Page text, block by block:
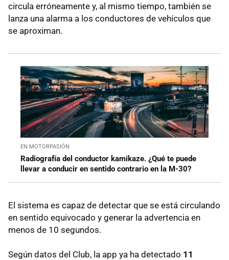
circula erróneamente y, al mismo tiempo, también se
lanza una alarma a los conductores de vehículos que
se aproximan.
EN MOTORPASIÓN
Radiografía del conductor kamikaze. ¿Qué te puede
llevar a conducir en sentido contrario en la M-30?
El sistema es capaz de detectar que se está circulando
en sentido equivocado y generar la advertencia en
menos de 10 segundos.
Según datos del Club, la app ya ha detectado 11